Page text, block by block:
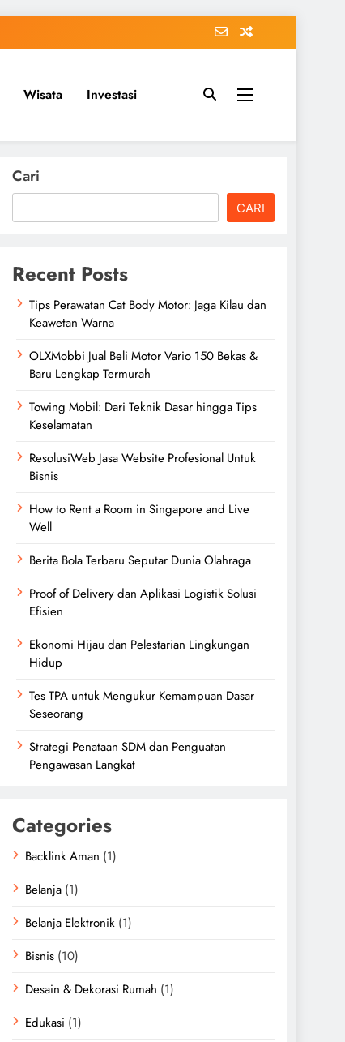
Wisata Investasi
Cari
CARI
Recent Posts
Tips Perawatan Cat Body Motor: Jaga Kilau dan
Keawetan Warna
OLXMobbi Jual Beli Motor Vario 150 Bekas &
Baru Lengkap Termurah
Towing Mobil: Dari Teknik Dasar hingga Tips
Keselamatan
ResolusiWeb Jasa Website Profesional Untuk
Bisnis
How to Rent a Room in Singapore and Live
Well
Berita Bola Terbaru Seputar Dunia Olahraga
Proof of Delivery dan Aplikasi Logistik Solusi
Efisien
Ekonomi Hijau dan Pelestarian Lingkungan
Hidup
Tes TPA untuk Mengukur Kemampuan Dasar
Seseorang
Strategi Penataan SDM dan Penguatan
Pengawasan Langkat
Categories
Backlink Aman (1)
Belanja (1)
Belanja Elektronik (1)
Bisnis (10)
Desain & Dekorasi Rumah (1)
Edukasi (1)